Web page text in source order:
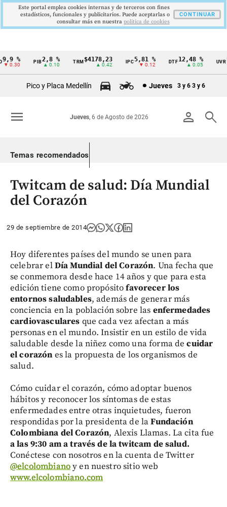
Cintillo
Colombia
%
0.30
PIB2,8 %
▲ 0.10
TRM$4178,23
▲ 0.42
IPC5,81 %
▼ 0.12
DTF12,48 %
▲ 0.05
UVR
Pico y Placa Medellín Jueves 3 y 6 3 y 6
person search
Jueves, 6 de Agosto de 2026
menu
Temas recomendados
Twitcam de salud: Día Mundial
del Corazón
29 de septiembre de 2014
Hoy diferentes países del mundo se unen para
celebrar elDía Mundial del Corazón. Una fecha que
se conmemora desde hace 14 años y que para esta
edición tiene como propósitofavorecer los
entornos saludables, además de generar más
conciencia en la población sobre las enfermedades
cardiovasculares que cada vez afectan a más
personas en el mundo. Insistir en un estilo de vida
saludable desde la niñez como una forma decuidar
el corazón es la propuesta de los organismos de
salud.
Cómo cuidar el corazón, cómo adoptar buenos
hábitos y reconocer los síntomas de estas
enfermedades entre otras inquietudes, fueron
respondidas por la presidenta de laFundación
Colombiana del Corazón, Alexis Llamas. La cita fue
a las 9:30 am a través de la twitcam de salud.
Conéctese con nosotros en la cuenta de Twitter
@elcolombianoy en nuestro sitio web
www.elcolombiano.com
Este portal emplea cookies internas y de terceros con fines
estadísticos, funcionales y publicitarios. Puede aceptarlas o
consultar más en nuestra politica de cookies
CONTINUAR